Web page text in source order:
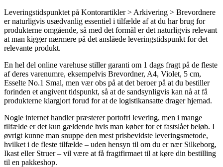
Leveringstidspunktet på Kontorartikler > Arkivering > Brevordnere
er naturligvis usædvanlig essentiel i tilfælde af at du har brug for
produkterne omgående, så med det formål er det naturligvis relevant
at man kigger nærmere på det anslåede leveringstidspunkt for det
relevante produkt.
En hel del online varehuse stiller garanti om 1 dags fragt på de fleste
af deres varenumre, eksempelvis Brevordner, A4, Violet, 5 cm,
Esselte No.1 Smal, men vær obs på at det beroer på at du bestiller
forinden et angivent tidspunkt, så at de sandsynligvis kan nå at få
produkterne klargjort forud for at de logistikansatte drager hjemad.
Nogle internet handler præsterer portofri levering, men i mange
tilfælde er det kun gældende hvis man køber for et fastslået beløb. I
øvrigt kunne man snuppe den mest prisbevidste leveringsmetode,
hvilket i de fleste tilfælde – uden hensyn til om du er nær Silkeborg,
Ikast eller Struer – vil være at få fragtfirmaet til at køre din bestilling
til en pakkeshop.